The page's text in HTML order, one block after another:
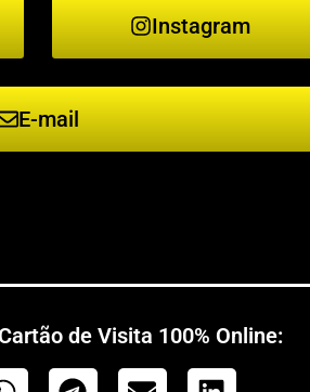
Instagram
E-mail
de Visita 100% Online: